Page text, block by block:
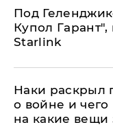
Под
Купол
Starlink
Наки раскрыл
о войне и
на какие вещи